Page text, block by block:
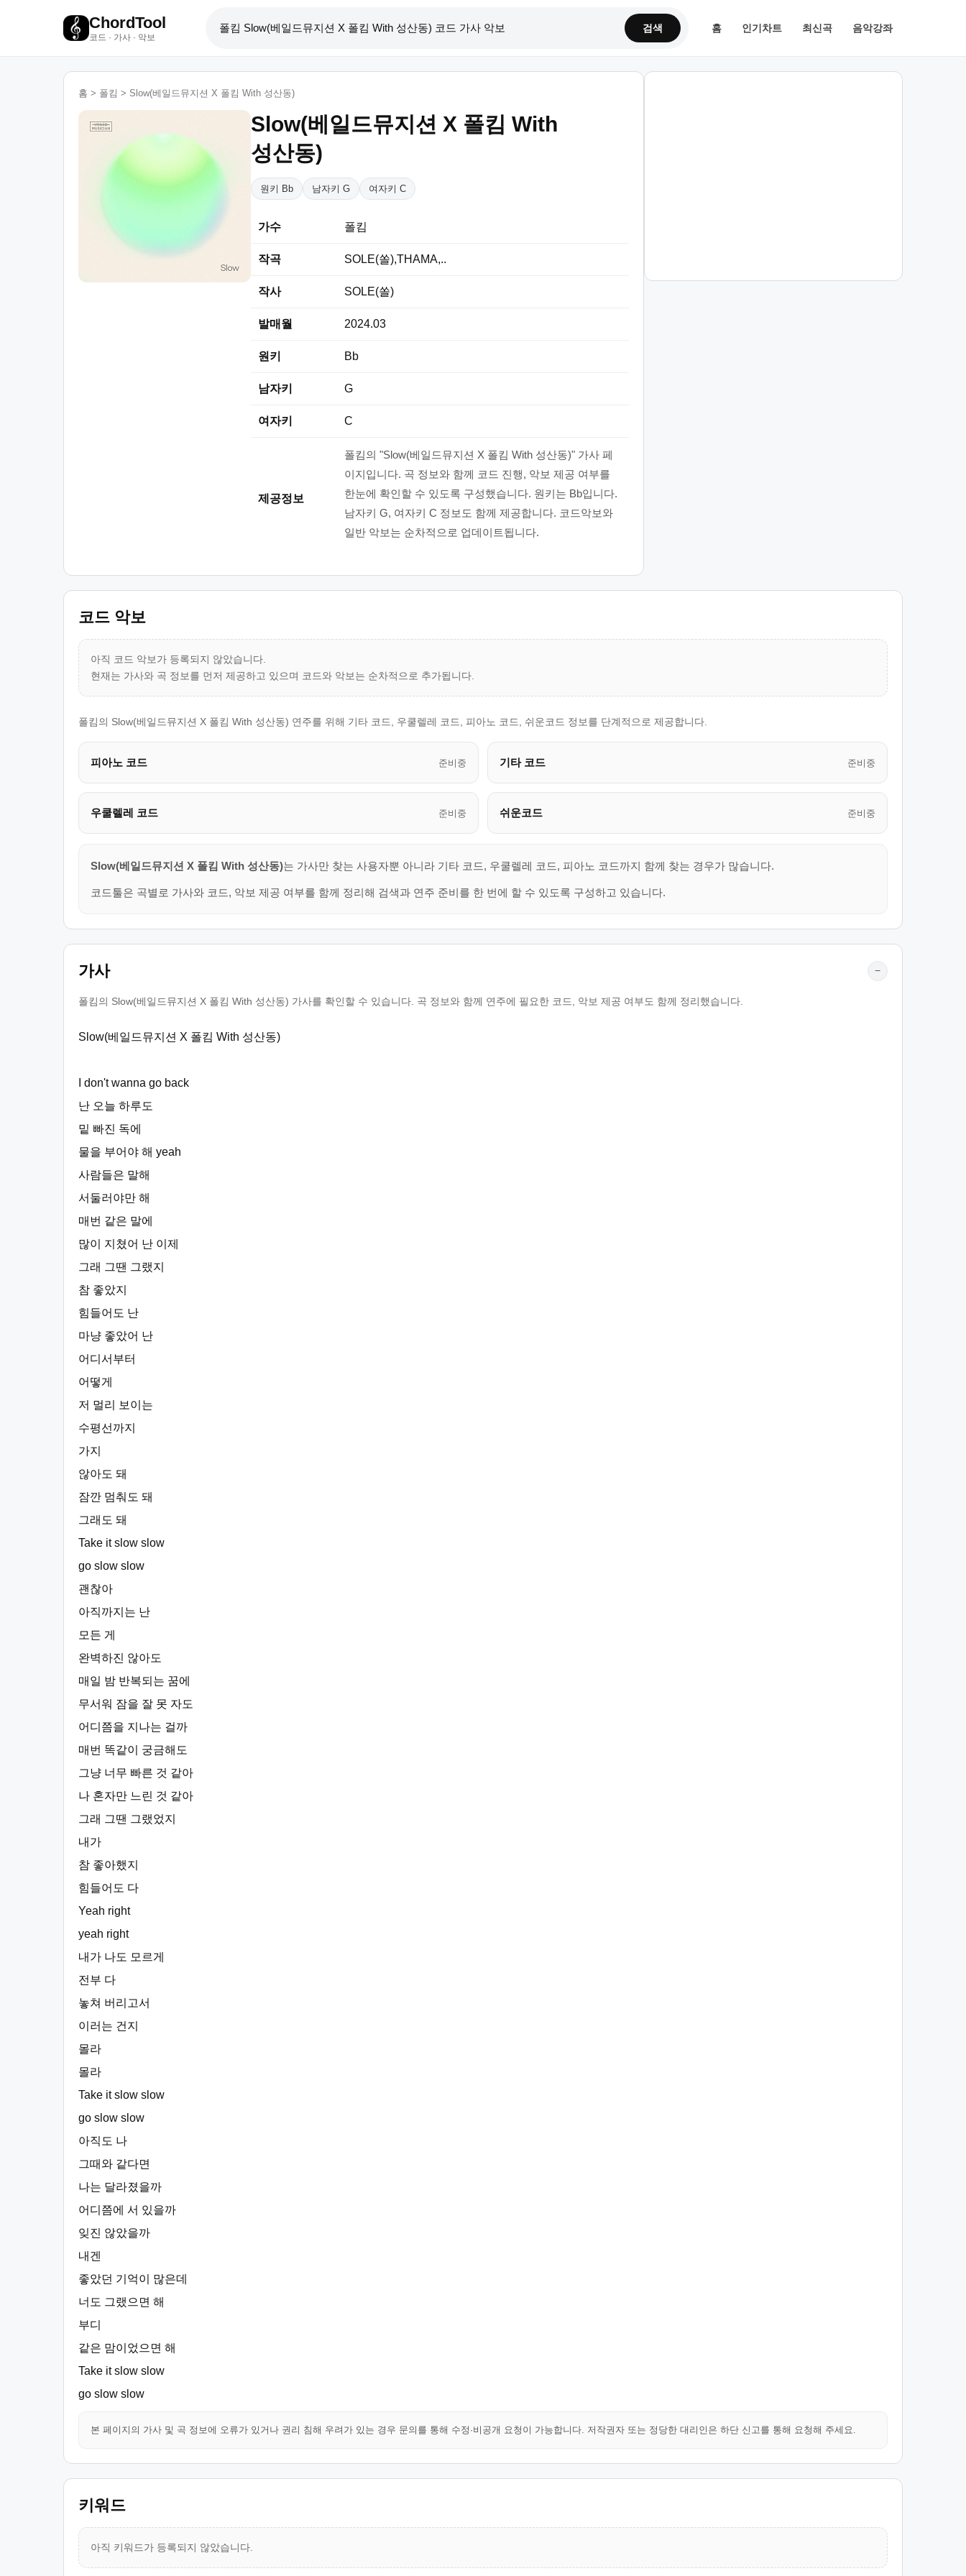
ChordTool
코드 · 가사 · 악보
검색 홈 인기차트 최신곡 음악강좌
홈 > 폴킴 > Slow(베일드뮤지션 X 폴킴 With 성산동)
Slow(베일드뮤지션 X 폴킴 With
성산동)
원키 Bb 남자키 G 여자키 C
가수 폴킴
작곡 SOLE(쏠),THAMA,..
작사 SOLE(쏠)
발매월 2024.03
원키 Bb
남자키 G
여자키 C
제공정보
폴킴의 "Slow(베일드뮤지션 X 폴킴 With 성산동)" 가사 페
이지입니다. 곡 정보와 함께 코드 진행, 악보 제공 여부를
한눈에 확인할 수 있도록 구성했습니다. 원키는 Bb입니다.
남자키 G, 여자키 C 정보도 함께 제공합니다. 코드악보와
일반 악보는 순차적으로 업데이트됩니다.
코드 악보
아직 코드 악보가 등록되지 않았습니다.
현재는 가사와 곡 정보를 먼저 제공하고 있으며 코드와 악보는 순차적으로 추가됩니다.
폴킴의 Slow(베일드뮤지션 X 폴킴 With 성산동) 연주를 위해 기타 코드, 우쿨렐레 코드, 피아노 코드, 쉬운코드 정보를 단계적으로 제공합니다.
피아노 코드 준비중 기타 코드 준비중
우쿨렐레 코드 준비중 쉬운코드 준비중
Slow(베일드뮤지션 X 폴킴 With 성산동)는 가사만 찾는 사용자뿐 아니라 기타 코드, 우쿨렐레 코드, 피아노 코드까지 함께 찾는 경우가 많습니다.
코드툴은 곡별로 가사와 코드, 악보 제공 여부를 함께 정리해 검색과 연주 준비를 한 번에 할 수 있도록 구성하고 있습니다.
가사 −
폴킴의 Slow(베일드뮤지션 X 폴킴 With 성산동) 가사를 확인할 수 있습니다. 곡 정보와 함께 연주에 필요한 코드, 악보 제공 여부도 함께 정리했습니다.
Slow(베일드뮤지션 X 폴킴 With 성산동)
I don't wanna go back
난 오늘 하루도
밑 빠진 독에
물을 부어야 해 yeah
사람들은 말해
서둘러야만 해
매번 같은 말에
많이 지쳤어 난 이제
그래 그땐 그랬지
참 좋았지
힘들어도 난
마냥 좋았어 난
어디서부터
어떻게
저 멀리 보이는
수평선까지
가지
않아도 돼
잠깐 멈춰도 돼
그래도 돼
Take it slow slow
go slow slow
괜찮아
아직까지는 난
모든 게
완벽하진 않아도
매일 밤 반복되는 꿈에
무서워 잠을 잘 못 자도
어디쯤을 지나는 걸까
매번 똑같이 궁금해도
그냥 너무 빠른 것 같아
나 혼자만 느린 것 같아
그래 그땐 그랬었지
내가
참 좋아했지
힘들어도 다
Yeah right
yeah right
내가 나도 모르게
전부 다
놓쳐 버리고서
이러는 건지
몰라
몰라
Take it slow slow
go slow slow
아직도 나
그때와 같다면
나는 달라졌을까
어디쯤에 서 있을까
잊진 않았을까
내겐
좋았던 기억이 많은데
너도 그랬으면 해
부디
같은 맘이었으면 해
Take it slow slow
go slow slow
본 페이지의 가사 및 곡 정보에 오류가 있거나 권리 침해 우려가 있는 경우 문의를 통해 수정·비공개 요청이 가능합니다. 저작권자 또는 정당한 대리인은 하단 신고를 통해 요청해 주세요.
키워드
아직 키워드가 등록되지 않았습니다.